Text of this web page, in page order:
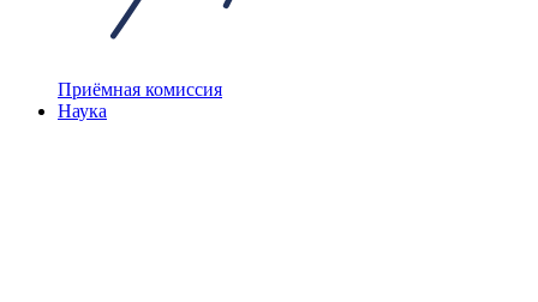
Приёмная комиссия
Наука